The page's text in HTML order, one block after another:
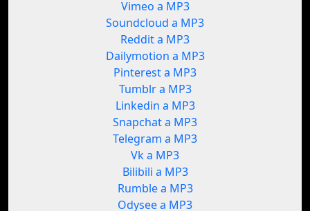
Vimeo a MP3
Soundcloud a MP3
Reddit a MP3
Dailymotion a MP3
Pinterest a MP3
Tumblr a MP3
Linkedin a MP3
Snapchat a MP3
Telegram a MP3
Vk a MP3
Bilibili a MP3
Rumble a MP3
Odysee a MP3